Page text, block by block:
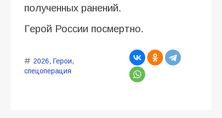
полученных ранений.
Герой России посмертно.
2026, Герои,
спецоперация